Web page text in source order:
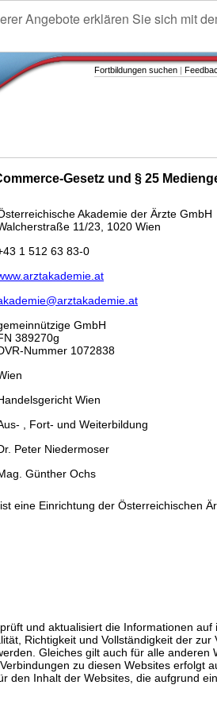
Angebote erklären Sie sich mit
Fortbildungen suchen |
Gesetz und § 25
Akademie der Ärzte GmbH
11/23, 1020 Wien
1 512 63 83-0
GmbH
389270g
Nummer 1072838
Wien
, Fort- und Weiterbildung
Peter Niedermoser
Günther Ochs
eine Einrichtung der Österreichischen
und aktualisiert die Informationen auf
Richtigkeit und Vollständigkeit der zur
Gleiches gilt auch für alle anderen
zu diesen Websites erfolgt
den Inhalt der Websites, die aufgrund